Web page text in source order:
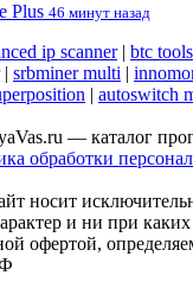
Plus 46 минут назад
ip scanner| btc tools
| srbminer multi |
| autoswitch
— каталог
обработки
носит
и ни при каких
офертой,